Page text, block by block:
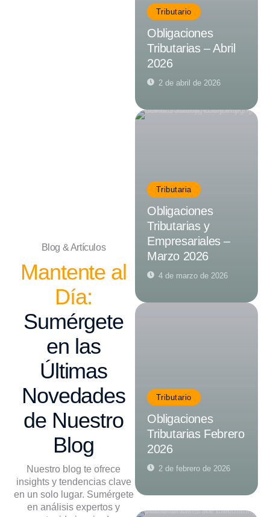
Blog & Artículos
Mantente al
Día:
Sumérgete
en las
Últimas
Novedades
de Nuestro
Blog
Nuestro blog te ofrece
insights y tendencias clave
en un solo lugar. Sumérgete
en análisis expertos y
Tributario
Obligaciones
Tributarias – Abril
2026
2 de abril de 2026
Tributaria
Obligaciones
Tributarias y
Empresariales –
Marzo 2026
4 de marzo de 2026
Tributario
Obligaciones
Tributarias Febrero
2026
2 de febrero de 2026